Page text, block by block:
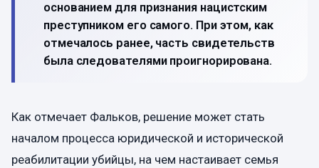
основанием для признания нацистским
преступником его самого. При этом, как
отмечалось ранее, часть свидетельств
была следователями проигнорирована.
Как отмечает Фальков, решение может стать
началом процесса юридической и исторической
реабилитации убийцы, на чем настаивает семья